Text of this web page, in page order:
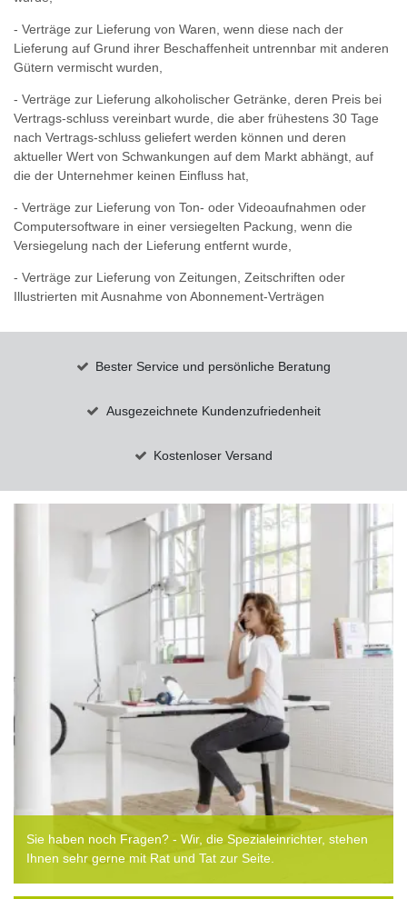
- Verträge zur Lieferung von Waren, wenn diese nach der
Lieferung auf Grund ihrer Beschaffenheit untrennbar mit anderen
Gütern vermischt wurden,
- Verträge zur Lieferung alkoholischer Getränke, deren Preis bei
Vertrags-schluss vereinbart wurde, die aber frühestens 30 Tage
nach Vertrags-schluss geliefert werden können und deren
aktueller Wert von Schwankungen auf dem Markt abhängt, auf
die der Unternehmer keinen Einfluss hat,
- Verträge zur Lieferung von Ton- oder Videoaufnahmen oder
Computersoftware in einer versiegelten Packung, wenn die
Versiegelung nach der Lieferung entfernt wurde,
- Verträge zur Lieferung von Zeitungen, Zeitschriften oder
Illustrierten mit Ausnahme von Abonnement-Verträgen
Bester Service und persönliche Beratung
Ausgezeichnete Kundenzufriedenheit
Kostenloser Versand
Sie haben noch Fragen? - Wir, die Spezialeinrichter, stehen
Ihnen sehr gerne mit Rat und Tat zur Seite.